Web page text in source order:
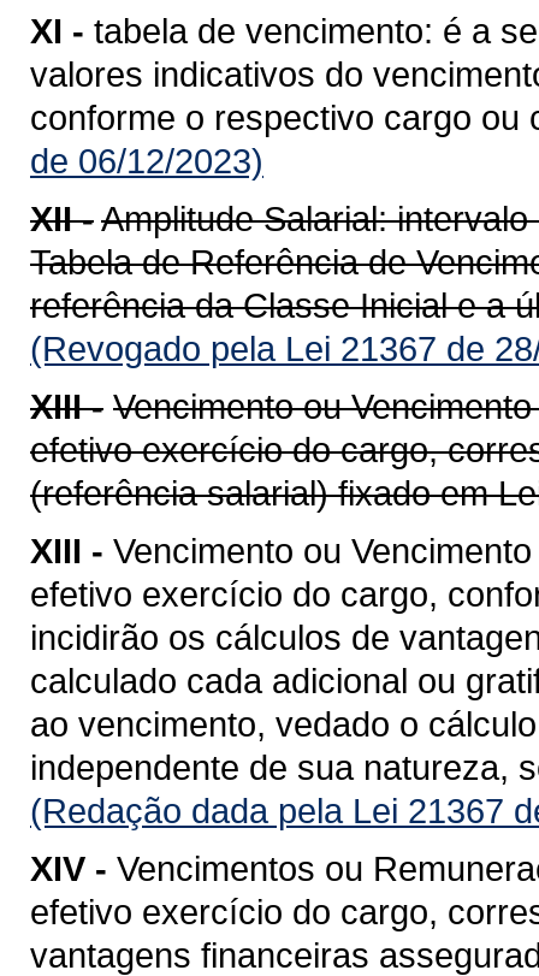
XI - tabela de vencimento: é a
valores indicativos do
conforme o respectivo cargo ou
de 06/12/2023)
XII -Amplitude Salarial:
Tabela de Referência de
referência da Classe Inicial e a
(Revogado pela Lei 21367 de
XIII - Vencimento ou
efetivo exercício do cargo,
(referência salarial) fixado em
XIII - Vencimento ou
efetivo exercício do cargo,
incidirão os cálculos de
calculado cada adicional ou
ao vencimento, vedado o
independente de sua natureza,
(Redação dada pela Lei 21367
XIV - Vencimentos ou
efetivo exercício do cargo,
vantagens financeiras